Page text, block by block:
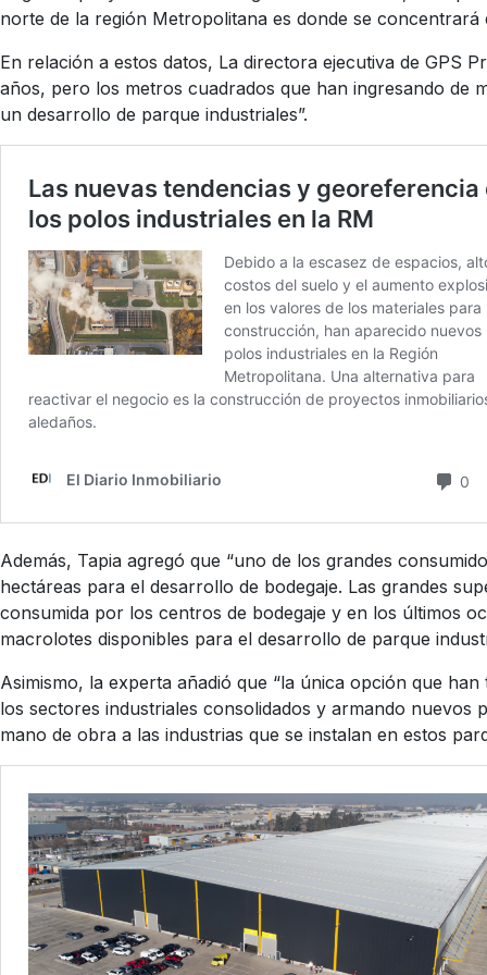
norte de la región Metropolitana es donde se
En relación a estos datos, La directora ejecutiva de GPS
años, pero los metros cuadrados que han ingresando de
un desarrollo de parque industriales”.
Además, Tapia agregó que “uno de los grandes
hectáreas para el desarrollo de bodegaje. Las grandes
consumida por los centros de bodegaje y en los últimos
macrolotes disponibles para el desarrollo de parque
Asimismo, la experta añadió que “la única opción que
los sectores industriales consolidados y armando
mano de obra a las industrias que se instalan en estos